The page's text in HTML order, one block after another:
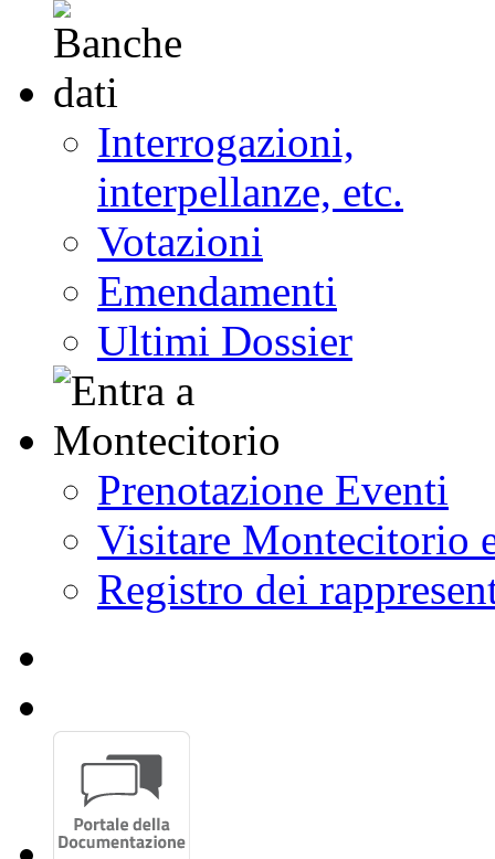
Interrogazioni,
interpellanze, etc.
Votazioni
Emendamenti
Ultimi Dossier
Prenotazione Eventi
Visitare Montecitorio
Registro dei